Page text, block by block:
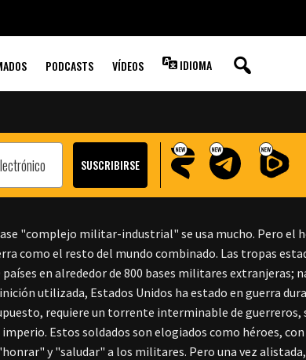
PODCASTS VÍDEOS IDIOMA
"complejo militar-industrial" se usa mucho. Pero el
como el resto del mundo combinado. Las tropas
países en alrededor de 800 bases militares extranjeras;
utilizada, Estados Unidos ha estado en guerra
requiere un torrente interminable de guerreros,
imperio. Estos soldados son elogiados como héroes,
y "saludar" a los militares. Pero una vez